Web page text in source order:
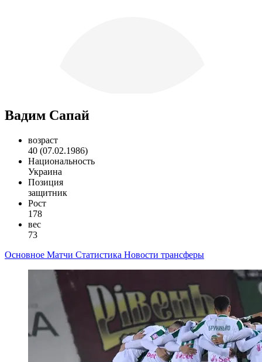
Вадим Сапай
возраст
40 (07.02.1986)
Национальность
Украина
Позиция
защитник
Рост
178
вес
73
Основное Матчи Статистика Новости трансферы